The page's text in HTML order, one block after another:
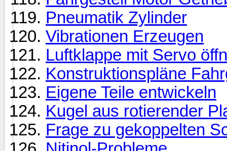
Pneumatik Zylinder
Vibrationen Erzeugen
Luftklappe mit Servo
Konstruktionspläne
Eigene Teile entwickeln
Kugel aus rotierender
Frage zu gekoppelten